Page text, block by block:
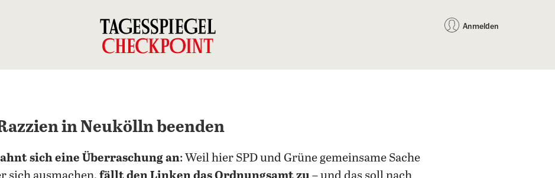
Anmelden
in Neukölln beenden
sich eine Überraschung an: Weil hier SPD und Grüne gemeinsame Sache